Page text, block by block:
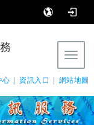
心 | 資訊入口 | 網站地圖